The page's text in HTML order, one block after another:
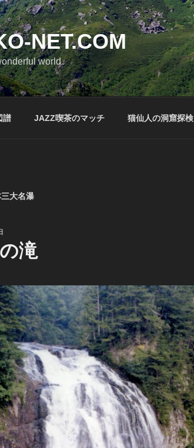
NET.COM
world
譜 JAZZ喫茶のマッチ 猫仙人の洞窟探検
三大名瀑
滝